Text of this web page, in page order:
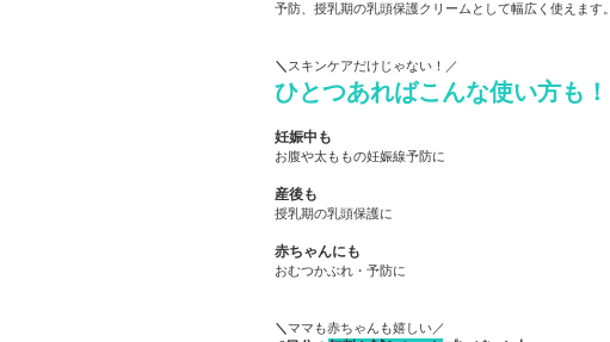
予防、授乳期の乳頭保護クリームとして幅広く使えます。
＼ スキンケアだけじゃない！ ／
ひとつあればこんな使い方も！
妊娠中も
お腹や太ももの妊娠線予防に
産後も
授乳期の乳頭保護に
赤ちゃんにも
おむつかぶれ・予防に
＼ ママも赤ちゃんも嬉しい／